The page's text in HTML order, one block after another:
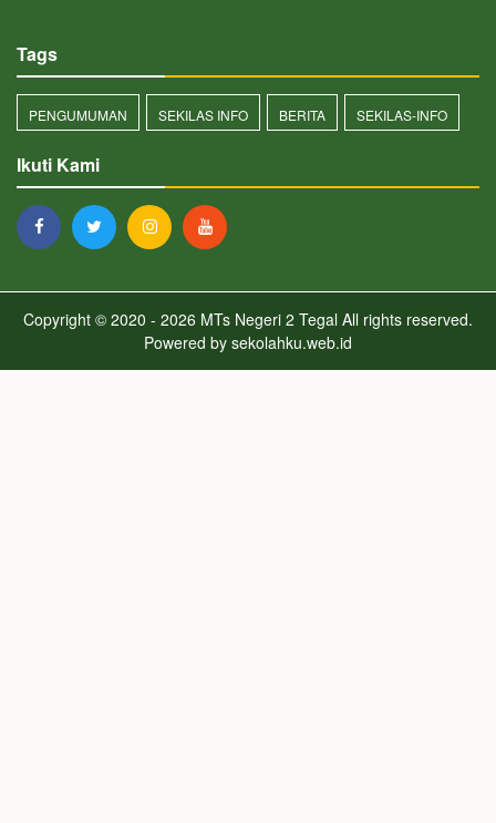
Tags
PENGUMUMAN SEKILAS INFO BERITA SEKILAS-INFO
Ikuti Kami
Copyright © 2020 - 2026 MTs Negeri 2 Tegal All rights reserved.
Powered by sekolahku.web.id